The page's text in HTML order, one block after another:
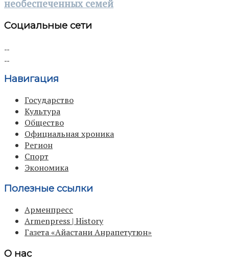
необеспеченных семей
Социальные сети
Навигация
Государство
Культура
Общество
Официальная хроника
Регион
Спорт
Экономика
Полезные ссылки
Арменпресс
Armenpress | History
Газета «Айастани Анрапетутюн»
О нас